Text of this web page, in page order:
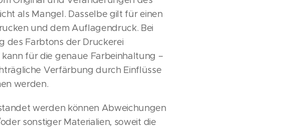
als Mangel. Dasselbe gilt für einen
und dem Auflagendruck. Bei
des Farbtons der Druckerei
für die genaue Farbeinhaltung –
Verfärbung durch Einflüsse
werden.
werden können Abweichungen
sonstiger Materialien, soweit die